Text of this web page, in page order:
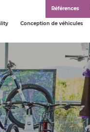
Références
Conception de véhicules